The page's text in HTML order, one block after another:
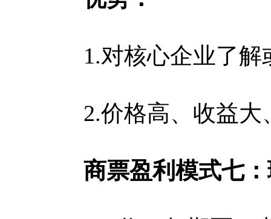
1.对核心企业了解
2.价格高、收益大
商票盈利模式七